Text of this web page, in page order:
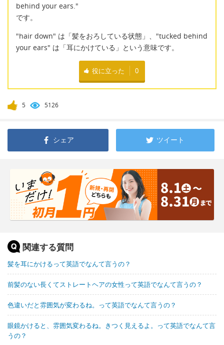
behind your ears."
です。
"hair down" は「髪をおろしている状態」、"tucked behind
your ears" は「耳にかけている」という意味です。
役に立った 0
5 5126
シェア ツイート
関連する質問
髪を耳にかけるって英語でなんて言うの？
前髪のない長くてストレートヘアの女性って英語でなんて言うの？
色違いだと雰囲気が変わるね。って英語でなんて言うの？
眼鏡かけると、雰囲気変わるね。きつく見えるよ。って英語でなんて言
うの？